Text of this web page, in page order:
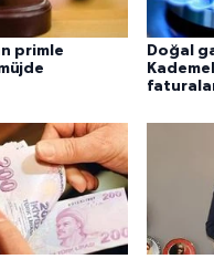
primle
Doğal